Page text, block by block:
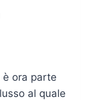
è ora parte
al quale